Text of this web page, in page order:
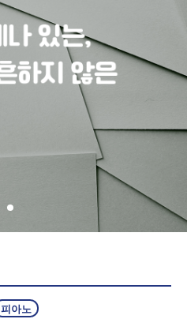
피아노